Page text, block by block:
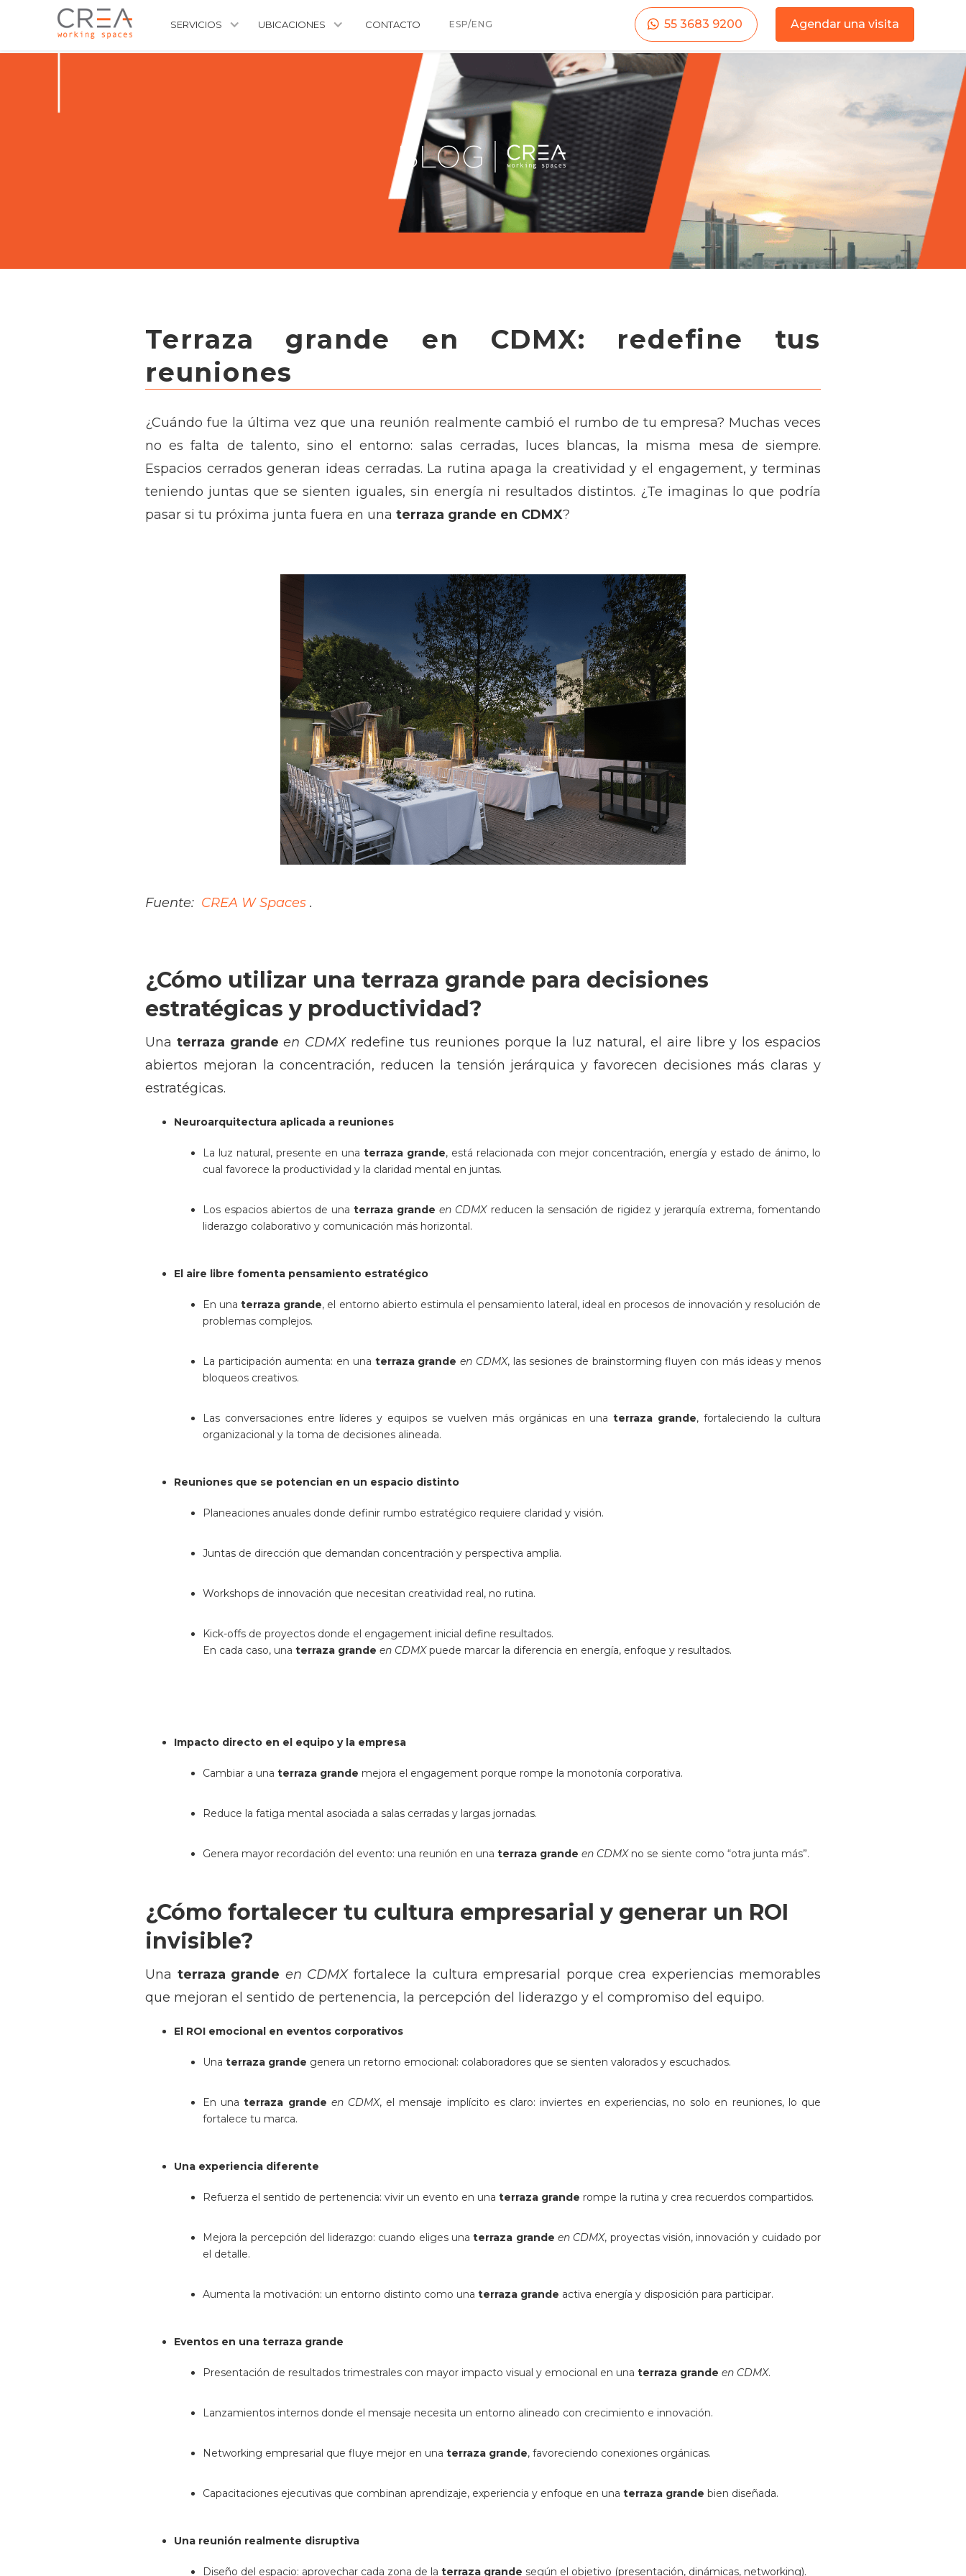
SERVICIOS UBICACIONES CONTACTO ESP/ENG Agendar una visita
55 3683 9200
Terraza grande en CDMX: redefine tus
reuniones
¿Cuándo fue la última vez que una reunión realmente cambió el rumbo de tu empresa? Muchas veces
no es falta de talento, sino el entorno: salas cerradas, luces blancas, la misma mesa de siempre.
Espacios cerrados generan ideas cerradas. La rutina apaga la creatividad y el engagement, y terminas
teniendo juntas que se sienten iguales, sin energía ni resultados distintos. ¿Te imaginas lo que podría
pasar si tu próxima junta fuera en una terraza grande en CDMX?
Fuente: CREA W Spaces .
¿Cómo utilizar una terraza grande para decisiones
estratégicas y productividad?
Una terraza grandeen CDMXredefine tus reuniones porque la luz natural, el aire libre y los espacios
abiertos mejoran la concentración, reducen la tensión jerárquica y favorecen decisiones más claras y
estratégicas.
Neuroarquitectura aplicada a reuniones
La luz natural, presente en una terraza grande, está relacionada con mejor concentración, energía y estado de ánimo, lo
cual favorece la productividad y la claridad mental en juntas.
Los espacios abiertos de unaterraza grandeen CDMXreducen la sensación de rigidez y jerarquía extrema, fomentando
liderazgo colaborativo y comunicación más horizontal.
El aire libre fomenta pensamiento estratégico
En unaterraza grande, el entorno abierto estimula el pensamiento lateral, ideal en procesos de innovación y resolución de
problemas complejos.
La participación aumenta: en una terraza grandeen CDMX, las sesiones de brainstorming fluyen con más ideas y menos
bloqueos creativos.
Las conversaciones entre líderes y equipos se vuelven más orgánicas en una terraza grande, fortaleciendo la cultura
organizacional y la toma de decisiones alineada.
Reuniones que se potencian en un espacio distinto
Planeaciones anuales donde definir rumbo estratégico requiere claridad y visión.
Juntas de dirección que demandan concentración y perspectiva amplia.
Workshops de innovación que necesitan creatividad real, no rutina.
Kick-offs de proyectos donde el engagement inicial define resultados.
En cada caso, una terraza grande en CDMXpuede marcar la diferencia en energía, enfoque y resultados.
Impacto directo en el equipo y la empresa
Cambiar a una terraza grande mejora el engagement porque rompe la monotonía corporativa.
Reduce la fatiga mental asociada a salas cerradas y largas jornadas.
Genera mayor recordación del evento: una reunión en una terraza grande en CDMXno se siente como “otra junta más”.
¿Cómo fortalecer tu cultura empresarial y generar un ROI
invisible?
Una terraza grande en CDMXfortalece la cultura empresarial porque crea experiencias memorables
que mejoran el sentido de pertenencia, la percepción del liderazgo y el compromiso del equipo.
El ROI emocional en eventos corporativos
Una terraza grande genera un retorno emocional: colaboradores que se sienten valorados y escuchados.
En unaterraza grande en CDMX, el mensaje implícito es claro: inviertes en experiencias, no solo en reuniones, lo que
fortalece tu marca.
Una experiencia diferente
Refuerza el sentido de pertenencia: vivir un evento en una terraza grande rompe la rutina y crea recuerdos compartidos.
Mejora la percepción del liderazgo: cuando eliges unaterraza grande en CDMX, proyectas visión, innovación y cuidado por
el detalle.
Aumenta la motivación: un entorno distinto como una terraza grande activa energía y disposición para participar.
Eventos en una terraza grande
Presentación de resultados trimestrales con mayor impacto visual y emocional en una terraza grande en CDMX.
Lanzamientos internos donde el mensaje necesita un entorno alineado con crecimiento e innovación.
Networking empresarial que fluye mejor en una terraza grande, favoreciendo conexiones orgánicas.
Capacitaciones ejecutivas que combinan aprendizaje, experiencia y enfoque en una terraza grande bien diseñada.
Una reunión realmente disruptiva
Diseño del espacio: aprovechar cada zona de la terraza grande según el objetivo (presentación, dinámicas, networking).